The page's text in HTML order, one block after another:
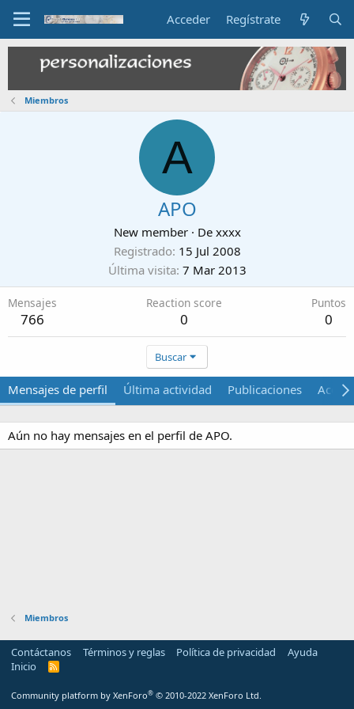
Acceder Regístrate
Miembros
A
APO
New member · De xxxx
Registrado 15 Jul 2008
Última visita 7 Mar 2013
Mensajes
766
Reaction score
0
Puntos
0
Buscar
Mensajes de perfil Última actividad Publicaciones Acerca
Aún no hay mensajes en el perfil de APO.
Miembros
Contáctanos Términos y reglas Política de privacidad
Ayuda
Inicio
R
Community platform by XenForo® © 2010-2022 XenForo Ltd.